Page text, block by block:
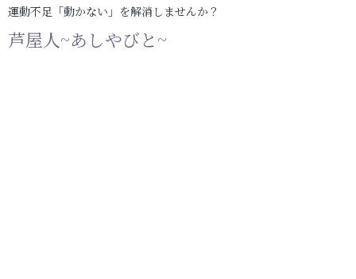
運動不足「動かない」を解消しませんか？
芦屋人~あしやびと~